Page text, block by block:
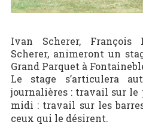
Ivan Scherer, François
Scherer, animeront un
Grand Parquet à
Le stage s’articulera
journalières : travail sur le
midi : travail sur les
ceux qui le désirent.